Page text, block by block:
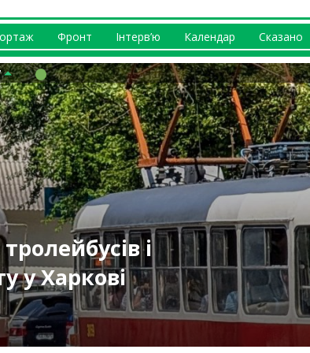
Фронт Інтерв’ю Календар Сказано
і
у Харкові
із
додому” –
на Харківщині
на
у багатьох